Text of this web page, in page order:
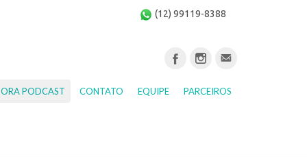
(12) 99119-8388
PODCAST CONTATO EQUIPE PARCEIROS